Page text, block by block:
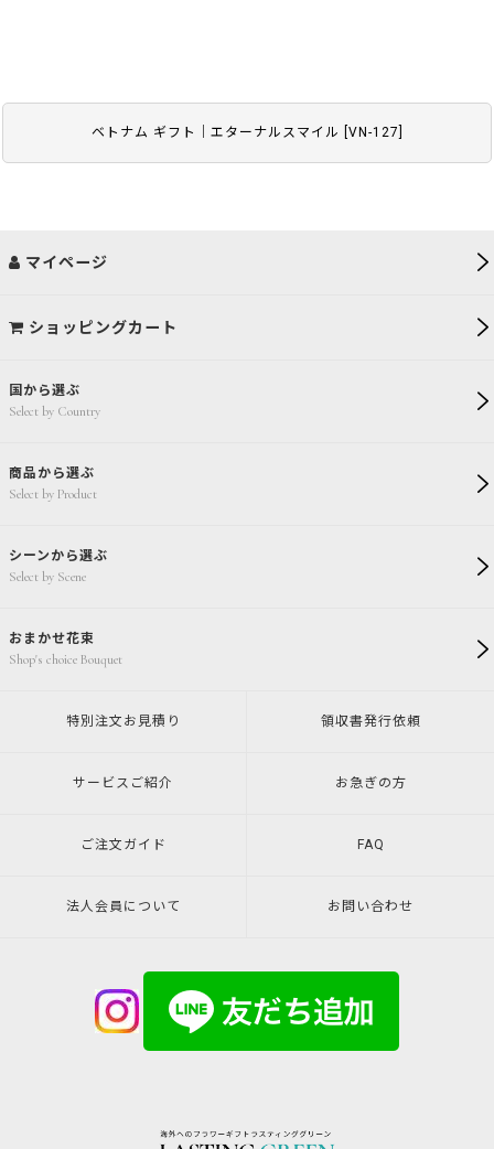
ベトナム ギフト｜エターナルスマイル VN-127
国から選ぶ
Select by Country
商品から選ぶ
Select by Product
シーンから選ぶ
Select by Scene
おまかせ花束
Shop's choice Bouquet
マイページ
ショッピングカート
特別注文 お見積り 領収書発行依頼
サービスご紹介 お急ぎの方
ご注文ガイド FAQ
法人会員について お問い合わせ